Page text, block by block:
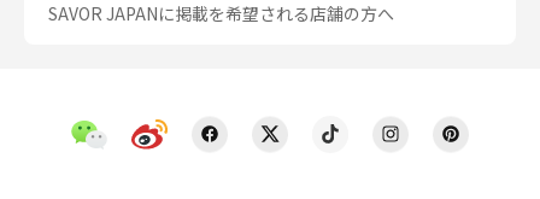
SAVOR JAPANに掲載を希望される店舗の方へ